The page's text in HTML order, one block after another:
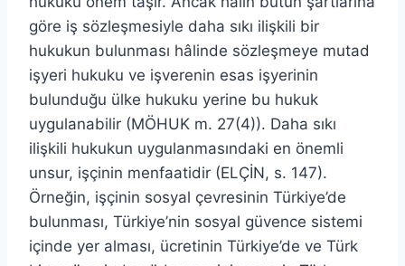
göre iş sözleşmesiyle daha sıkı ilişkili bir
hukukun bulunması hâlinde sözleşmeye mutad
işyeri hukuku ve işverenin esas işyerinin
bulunduğu ülke hukuku yerine bu hukuk
uygulanabilir (MÖHUK m. 27(4)). Daha sıkı
ilişkili hukukun uygulanmasındaki en önemli
unsur, işçinin menfaatidir (ELÇİN, s. 147).
Örneğin, işçinin sosyal çevresinin Türkiye’de
bulunması, Türkiye’nin sosyal güvence sistemi
içinde yer alması, ücretinin Türkiye’de ve Türk